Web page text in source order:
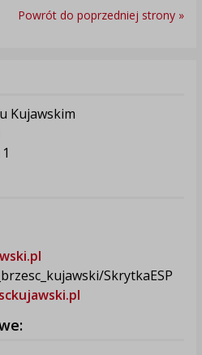
Powrót do poprzedniej strony »
Kujawskim
SkrytkaESP